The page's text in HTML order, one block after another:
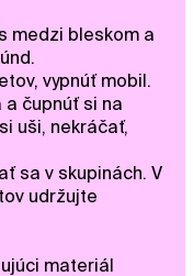
medzi bleskom a
vypnúť mobil.
čupnúť si na
uši, nekráčať,
sa v skupinách. V
udržujte
materiál